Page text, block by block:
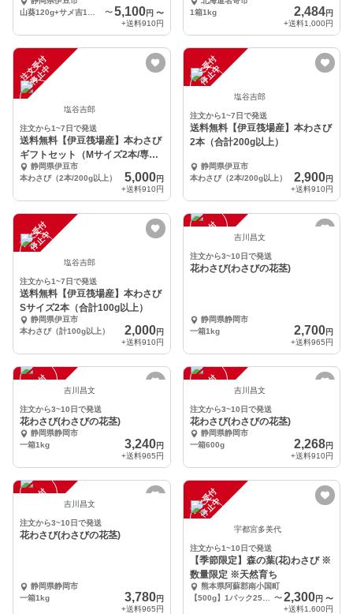
〜 5,100円 〜
+送料910円
抜ける風味が絶品
1箱1kg
2,484円
+送料1,000円
注
文
受
付
停
止
中
塩谷吉郎
注文から1~7日で発送
送料無料【伊豆筏場産】本わさび
ギフトセット（Mサイズ2本/専用
おろし金/茎・葉）
静岡県伊豆市
本わさび（2本/200g以上）
5,000円
+送料910円
注
文
受
付
停
止
中
塩谷吉郎
注文から1~7日で発送
送料無料【伊豆筏場産】本わさび
2本（合計200g以上）
静岡県伊豆市
本わさび（2本/200g以上）
2,900円
+送料910円
注
文
受
付
停
止
中
塩谷吉郎
注文から1~7日で発送
送料無料【伊豆筏場産】本わさび
Sサイズ2本（合計100g以上）
静岡県伊豆市
本わさび（計100g以上）
2,000円
+送料910円
注
文
受
付
停
止 吉川昌文
注文から3~10日で発送
花わさび(わさびの花茎)
静岡県静岡市
一箱1kg
2,700円
+送料965円
注
文
受
付
停
止 吉川昌文
注文から3~10日で発送
花わさび(わさびの花茎)
静岡県静岡市
一箱1kg
3,240円
+送料965円
注
文
受
付
停
止 吉川昌文
注文から3~10日で発送
花わさび(わさびの花茎)
静岡県静岡市
一箱600g
2,268円
+送料910円
注
文
受
付
停
止 吉川昌文
注文から3~10日で発送
花わさび(わさびの花茎)
静岡県静岡市
一箱1kg
3,780円
+送料965円
注
文
受
付
停
止
中
宇都宮多美代
注文から1~10日で発送
【季節限定】森の葉(花)わさび ※
数量限定 ※天然育ち
熊本県阿蘇郡南小国町
【500g】1パック250g×2パック
〜2,300円 〜
+送料1,600円